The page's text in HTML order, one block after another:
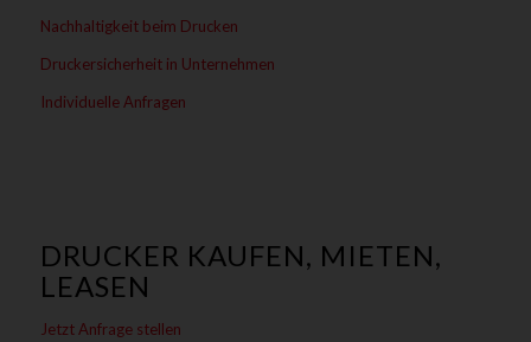
Nachhaltigkeit beim Drucken
Druckersicherheit in Unternehmen
Individuelle Anfragen
DRUCKER KAUFEN, MIETEN,
LEASEN
Jetzt Anfrage stellen